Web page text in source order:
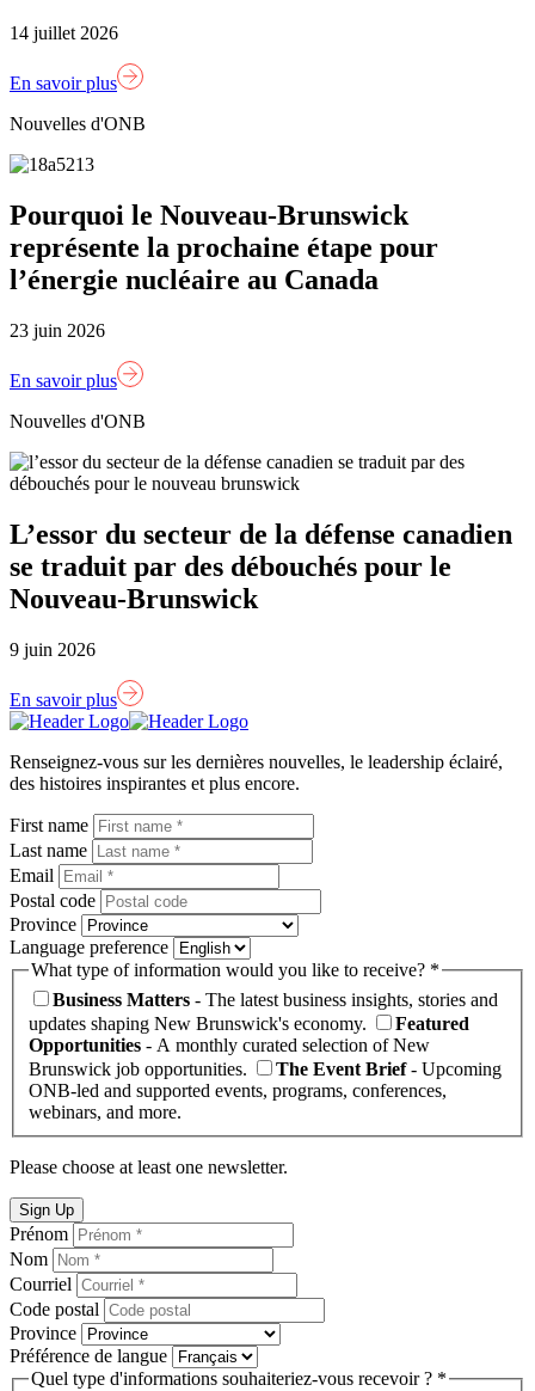
14 juillet 2026
En savoir plus
Nouvelles d'ONB
Pourquoi le Nouveau-Brunswick
représente la prochaine étape pour
l’énergie nucléaire au Canada
23 juin 2026
En savoir plus
Nouvelles d'ONB
L’essor du secteur de la défense canadien
se traduit par des débouchés pour le
Nouveau-Brunswick
9 juin 2026
En savoir plus
Lien
d'accueil
Renseignez-vous sur les dernières nouvelles, le leadership éclairé,
des histoires inspirantes et plus encore.
First name
Last name
Email
Postal code
Province
Language preference
What type of information would you like to receive? *
Business Matters - The latest business insights, stories and
updates shaping New Brunswick's economy.
Featured
Opportunities - A monthly curated selection of New
Brunswick job opportunities.
The Event Brief- Upcoming
ONB-led and supported events, programs, conferences,
webinars, and more.
Please choose at least one newsletter.
Sign Up
Prénom
Nom
Courriel
Code postal
Province
Préférence de langue
Quel type d'informations souhaiteriez-vous recevoir ? *